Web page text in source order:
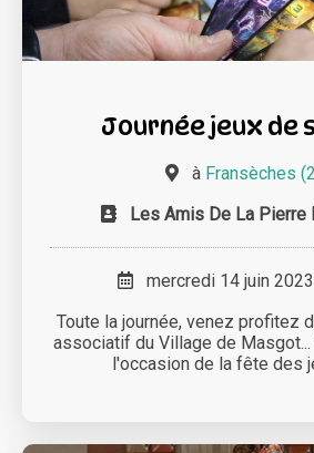
Journée jeux de
à Fransèches
Les Amis De La Pierre
mercredi 14 juin 2023
Toute la journée, venez profitez
associatif du Village de
l'occasion de la fête des